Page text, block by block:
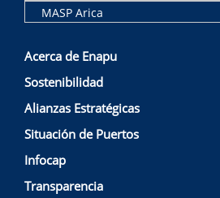
MASP Arica
Acerca de Enapu
Sostenibilidad
Alianzas Estratégicas
Situación de Puertos
Infocap
Transparencia